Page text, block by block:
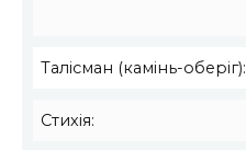
Талісман (камінь-оберіг):
Стихія: